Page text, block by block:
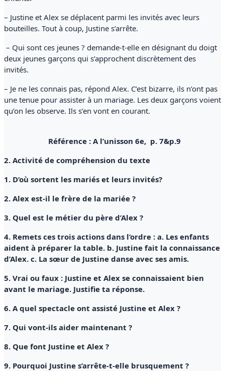
– Justine et Alex se déplacent parmi les invités avec leurs
bouteilles. Tout à coup, Justine s’arrête.
– Qui sont ces jeunes ? demande-t-elle en désignant du doigt
deux jeunes garçons qui s’approchent discrètement des
invités.
– Je ne les connais pas, répond Alex. C’est bizarre, ils n’ont pas
une tenue pour assister à un mariage. Les deux garçons voient
qu’on les observe. Ils s’en vont en courant.
Référence : A l’unisson 6e, p. 7&p.9
2. Activité de compréhension du texte
1. D’où sortent les mariés et leurs invités?
2. Alex est-il le frère de la mariée ?
3. Quel est le métier du père d’Alex ?
4. Remets ces trois actions dans l’ordre : a. Les enfants
aident à préparer la table. b. Justine fait la connaissance
d’Alex. c. La sœur de Justine danse avec ses amis.
5. Vrai ou faux : Justine et Alex se connaissaient bien
avant le mariage. Justifie ta réponse.
6. A quel spectacle ont assisté Justine et Alex ?
7. Qui vont-ils aider maintenant ?
8. Que font Justine et Alex ?
9. Pourquoi Justine s’arrête-t-elle brusquement ?